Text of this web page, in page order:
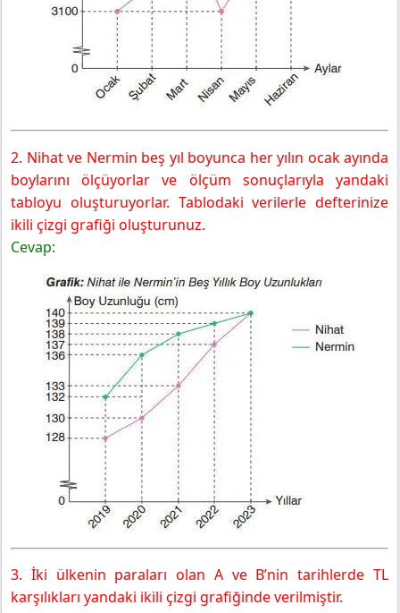
2. Nihat ve Nermin beş yıl boyunca her yılın ocak ayında
boylarını ölçüyorlar ve ölçüm sonuçlarıyla yandaki
tabloyu oluşturuyorlar. Tablodaki verilerle defterinize
ikili çizgi grafiği oluşturunuz.
Cevap:
3. İki ülkenin paraları olan A ve B’nin tarihlerde TL
karşılıkları yandaki ikili çizgi grafiğinde verilmiştir.